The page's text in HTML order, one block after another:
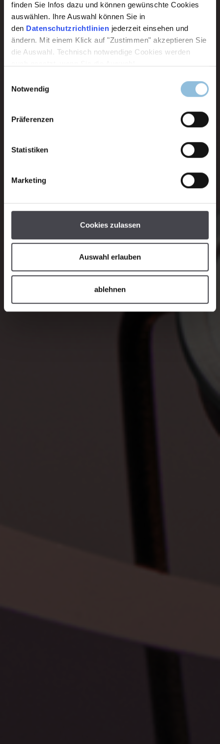
finden Sie Infos dazu und können gewünschte Cookies
auswählen. Ihre Auswahl können Sie in
den Datenschutzrichtlinien jederzeit einsehen und
ändern. Mit einem Klick auf "Zustimmen" akzeptieren Sie
die Auswahl. Technisch notwendige Cookies werden
Notwendig
Präferenzen
Statistiken
Marketing
Cookies zulassen
Auswahl erlauben
ablehnen